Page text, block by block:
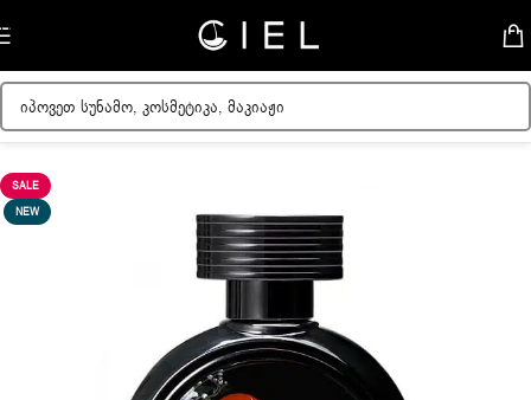
Skip to navigation
მთავარი/ქალის სუნამოები
SALE
NEW